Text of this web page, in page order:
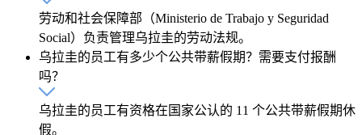
劳动和社会保障部（Ministerio de Trabajo y Seguridad
Social）负责管理乌拉圭的劳动法规。
乌拉圭的员工有多少个公共带薪假期？需要支付报酬
吗？
乌拉圭的员工有资格在国家公认的 11 个公共带薪假期休
假。